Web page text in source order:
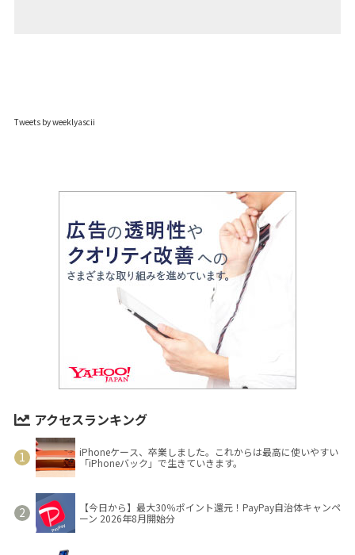
Tweets by weeklyascii
アクセスランキング
iPhoneケース、卒業しました。これからは最高に使いやすい
「iPhoneバック」で生きていきます。
【今日から】最大30％ポイント還元！PayPay自治体キャンペ
ーン 2026年8月開始分